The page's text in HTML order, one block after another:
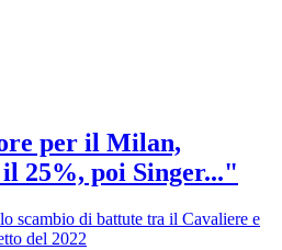
per il Milan,
25%, poi Singer..."
scambio di battute tra il Cavaliere e
del 2022